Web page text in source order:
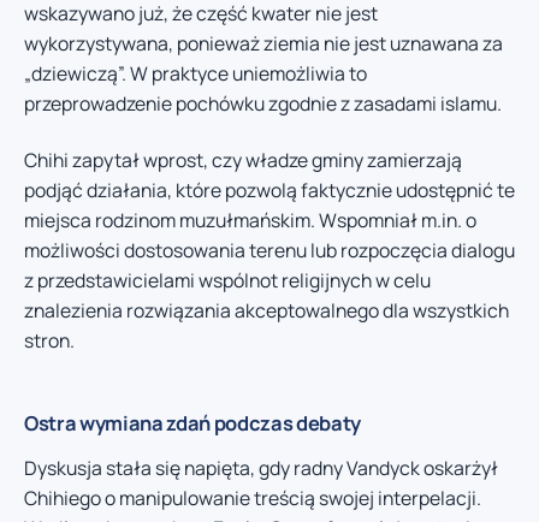
wskazywano już, że część kwater nie jest
wykorzystywana, ponieważ ziemia nie jest uznawana za
„dziewiczą”. W praktyce uniemożliwia to
przeprowadzenie pochówku zgodnie z zasadami islamu.
Chihi zapytał wprost, czy władze gminy zamierzają
podjąć działania, które pozwolą faktycznie udostępnić te
miejsca rodzinom muzułmańskim. Wspomniał m.in. o
możliwości dostosowania terenu lub rozpoczęcia dialogu
z przedstawicielami wspólnot religijnych w celu
znalezienia rozwiązania akceptowalnego dla wszystkich
stron.
Ostra wymiana zdań podczas debaty
Dyskusja stała się napięta, gdy radny Vandyck oskarżył
Chihiego o manipulowanie treścią swojej interpelacji.